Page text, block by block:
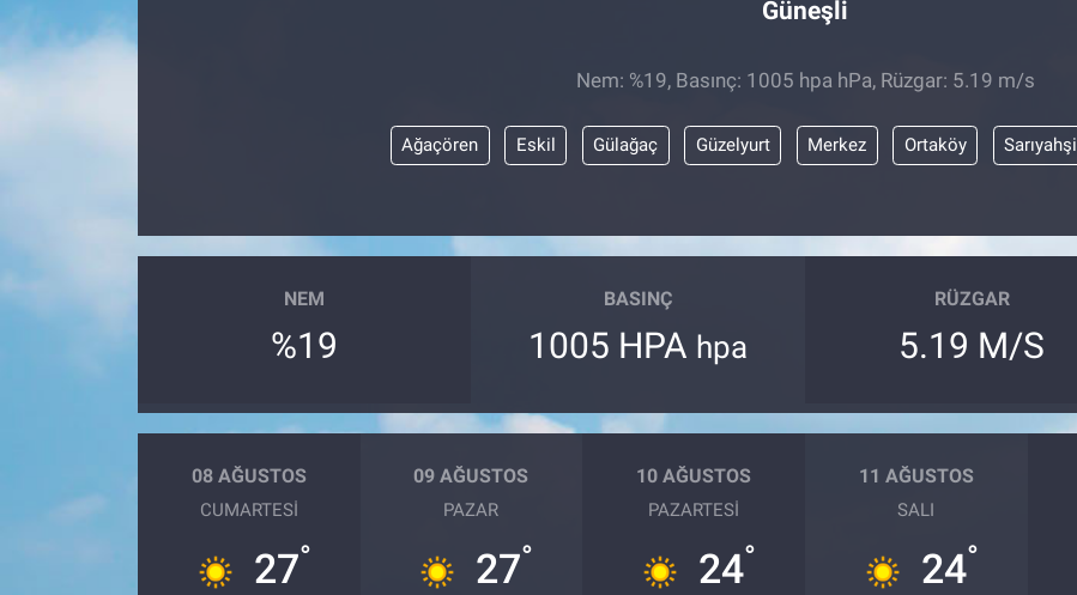
Güneşli
Nem: %19, Basınç: 1005 hpa hPa, Rüzgar: 5.19 m/s
Ağaçören Eskil Gülağaç Güzelyurt Merkez Ortaköy Sarıyahşi
NEM
%19
BASINÇ
1005 HPA hpa
RÜZGAR
5.19 M/S
08 AĞUSTOS
CUMARTESI
27°
09 AĞUSTOS
PAZAR
27°
10 AĞUSTOS
PAZARTESI
24°
11 AĞUSTOS
SALI
24°
SAĞLIK